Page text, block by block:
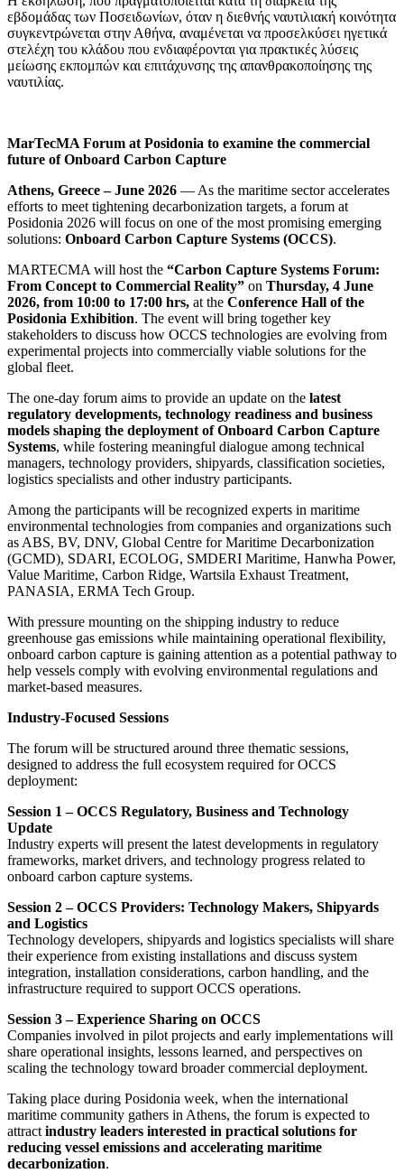
εβδομάδας των Ποσειδωνίων, όταν η διεθνής ναυτιλιακή κοινότητα
συγκεντρώνεται στην Αθήνα, αναμένεται να προσελκύσει ηγετικά
στελέχη του κλάδου που ενδιαφέρονται για πρακτικές λύσεις
μείωσης εκπομπών και επιτάχυνσης της απανθρακοποίησης της
ναυτιλίας.
MarTecMA Forum at Posidonia to examine the commercial
future of Onboard Carbon Capture
Athens, Greece – June 2026 — As the maritime sector accelerates
efforts to meet tightening decarbonization targets, a forum at
Posidonia 2026 will focus on one of the most promising emerging
solutions: Onboard Carbon Capture Systems (OCCS).
MARTECMA will host the “Carbon Capture Systems Forum:
From Concept to Commercial Reality” on Thursday, 4 June
2026, from 10:00 to 17:00 hrs, at the Conference Hall of the
Posidonia Exhibition. The event will bring together key
stakeholders to discuss how OCCS technologies are evolving from
experimental projects into commercially viable solutions for the
global fleet.
The one-day forum aims to provide an update on the latest
regulatory developments, technology readiness and business
models shaping the deployment of Onboard Carbon Capture
Systems, while fostering meaningful dialogue among technical
managers, technology providers, shipyards, classification societies,
logistics specialists and other industry participants.
Among the participants will be recognized experts in maritime
environmental technologies from companies and organizations such
as ABS, BV, DNV, Global Centre for Maritime Decarbonization
(GCMD), SDARI, ECOLOG, SMDERI Maritime, Hanwha Power,
Value Maritime, Carbon Ridge, Wartsila Exhaust Treatment,
PANASIA, ERMA Tech Group.
With pressure mounting on the shipping industry to reduce
greenhouse gas emissions while maintaining operational flexibility,
onboard carbon capture is gaining attention as a potential pathway to
help vessels comply with evolving environmental regulations and
market-based measures.
Industry-Focused Sessions
The forum will be structured around three thematic sessions,
designed to address the full ecosystem required for OCCS
deployment:
Session 1 – OCCS Regulatory, Business and Technology
Update
Industry experts will present the latest developments in regulatory
frameworks, market drivers, and technology progress related to
onboard carbon capture systems.
Session 2 – OCCS Providers: Technology Makers, Shipyards
and Logistics
Technology developers, shipyards and logistics specialists will share
their experience from existing installations and discuss system
integration, installation considerations, carbon handling, and the
infrastructure required to support OCCS operations.
Session 3 – Experience Sharing on OCCS
Companies involved in pilot projects and early implementations will
share operational insights, lessons learned, and perspectives on
scaling the technology toward broader commercial deployment.
Taking place during Posidonia week, when the international
maritime community gathers in Athens, the forum is expected to
attractindustry leaders interested in practical solutions for
reducing vessel emissions and accelerating maritime
decarbonization.